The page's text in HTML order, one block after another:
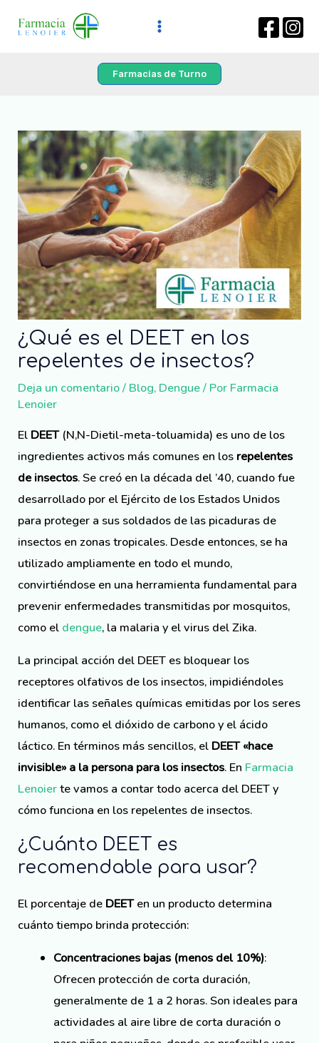
Farmacias de Turno
¿Qué es el DEET en los
repelentes de insectos?
Deja un comentario/ Blog, Dengue/ Por Farmacia
Lenoier
El DEET(N,N-Dietil-meta-toluamida) es uno de los
ingredientes activos más comunes en los repelentes
de insectos. Se creó en la década del ’40, cuando fue
desarrollado por el Ejército de los Estados Unidos
para proteger a sus soldados de las picaduras de
insectos en zonas tropicales. Desde entonces, se ha
utilizado ampliamente en todo el mundo,
convirtiéndose en una herramienta fundamental para
prevenir enfermedades transmitidas por mosquitos,
como el dengue, la malaria y el virus del Zika.
La principal acción del DEET es bloquear los
receptores olfativos de los insectos, impidiéndoles
identificar las señales químicas emitidas por los seres
humanos, como el dióxido de carbono y el ácido
láctico. En términos más sencillos, el DEET «hace
invisible» a la persona para los insectos. En Farmacia
Lenoierte vamos a contar todo acerca del DEET y
cómo funciona en los repelentes de insectos.
¿Cuánto DEET es
recomendable para usar?
El porcentaje de DEETen un producto determina
cuánto tiempo brinda protección:
Concentraciones bajas (menos del 10%):
Ofrecen protección de corta duración,
generalmente de 1 a 2 horas. Son ideales para
actividades al aire libre de corta duración o